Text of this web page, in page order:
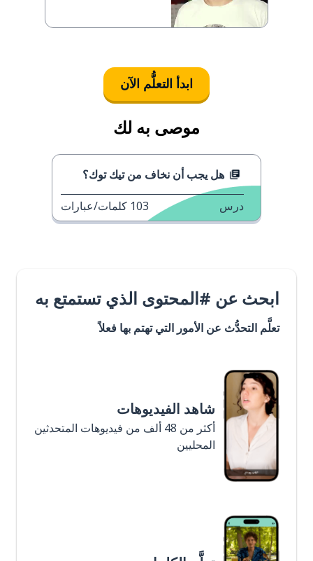
ابدأ التعلُّم الآن
موصى به لك
هل يجب أن نخاف من تيك توك؟
درس 103 كلمات/عبارات
ابحث عن #المحتوى الذي تستمتع به
تعلَّم التحدُّث عن الأمور التي تهتم بها فعلاً
شاهد الفيديوهات
أكثر من 48 ألف من فيديوهات المتحدثين
المحليين